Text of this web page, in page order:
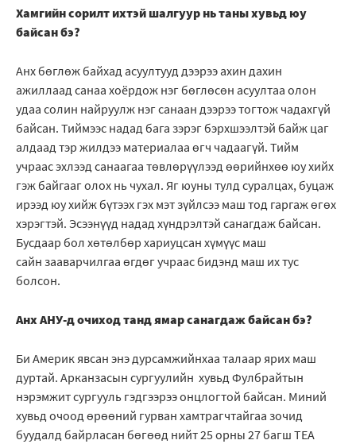
Хамгийн сорилт ихтэй шалгуур нь таны хувьд юу
байсан бэ?
Анх бөглөж байхад асуултууд дээрээ ахин дахин
ажиллаад санаа хоёрдож нэг бөглөсөн асуултаа олон
удаа солин найруулж нэг санаан дээрээ тогтож чадахгүй
байсан. Тиймээс надад бага зэрэг бэрхшээлтэй байж цаг
алдаад тэр жилдээ материалаа өгч чадаагүй. Тийм
учраас эхлээд санаагаа төвлөрүүлээд өөрийнхөө юу хийх
гэж байгааг олох нь чухал. Яг юуны тулд суралцах, буцаж
ирээд юу хийж бүтээх гэх мэт зүйлсээ маш тод гаргаж өгөх
хэрэгтэй. Эсээнүүд надад хүндрэлтэй санагдаж байсан.
Бусдаар бол хөтөлбөр хариуцсан хүмүүс маш
сайн зааварчилгаа өгдөг учраас бидэнд маш их тус
болсон.
Анх АНУ-д очиход танд ямар санагдаж байсан бэ?
Би Америк явсан энэ дурсамжийнхаа талаар ярих маш
дуртай. Арканзасын сургуулийн хувьд Фулбрайтын
нэрэмжит сургууль гэдгээрээ онцлогтой байсан. Миний
хувьд очоод өрөөний гурван хамтрагчтайгаа зочид
буудалд байрласан бөгөөд нийт 25 орны 27 багш ТЕА